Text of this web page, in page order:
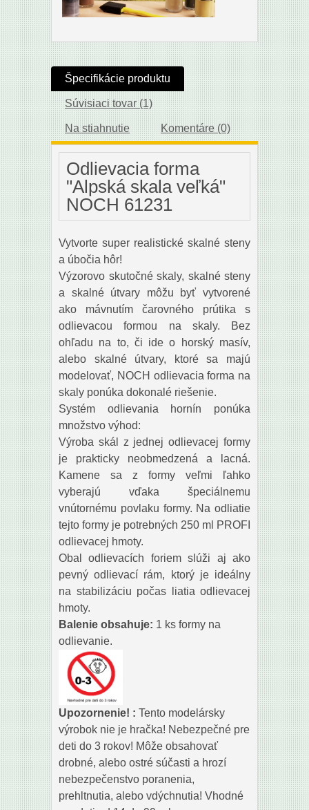
Špecifikácie produktu
Súvisiaci tovar (1)
Na stiahnutie Komentáre (0)
Odlievacia forma
"Alpská skala veľká"
NOCH 61231
Vytvorte super realistické skalné steny
a úbočia hôr!
Výzorovo skutočné skaly, skalné steny
a skalné útvary môžu byť vytvorené
ako mávnutím čarovného prútika s
odlievacou formou na skaly. Bez
ohľadu na to, či ide o horský masív,
alebo skalné útvary, ktoré sa majú
modelovať, NOCH odlievacia forma na
skaly ponúka dokonalé riešenie.
Systém odlievania hornín ponúka
množstvo výhod:
Výroba skál z jednej odlievacej formy
je prakticky neobmedzená a lacná.
Kamene sa z formy veľmi ľahko
vyberajú vďaka špeciálnemu
vnútornému povlaku formy. Na odliatie
tejto formy je potrebných 250 ml PROFI
odlievacej hmoty.
Obal odlievacích foriem slúži aj ako
pevný odlievací rám, ktorý je ideálny
na stabilizáciu počas liatia odlievacej
hmoty.
Balenie obsahuje: 1 ks formy na
odlievanie.
Upozornenie! : Tento modelársky
výrobok nie je hračka! Nebezpečné pre
deti do 3 rokov! Môže obsahovať
drobné, alebo ostré súčasti a hrozí
nebezpečenstvo poranenia,
prehltnutia, alebo vdýchnutia! Vhodné